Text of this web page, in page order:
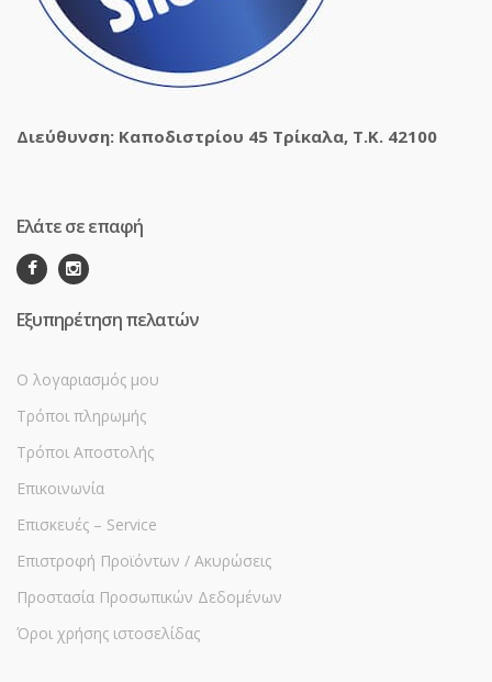
Διεύθυνση: Καποδιστρίου 45 Τρίκαλα, Τ.Κ. 42100
Ελάτε σε επαφή
Εξυπηρέτηση πελατών
Ο λογαριασμός μου
Τρόποι πληρωμής
Τρόποι Αποστολής
Επικοινωνία
Επισκευές – Service
Επιστροφή Προϊόντων / Ακυρώσεις
Προστασία Προσωπικών Δεδομένων
Όροι χρήσης ιστοσελίδας